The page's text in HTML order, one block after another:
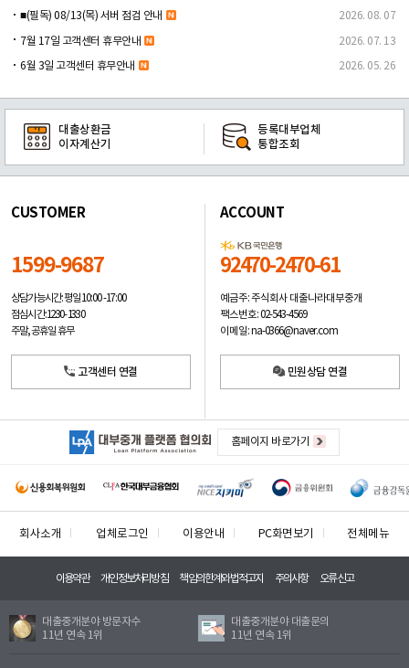
■(필독) 08/13(목) 서버 점검 안내 2026. 08. 07
7월 17일 고객센터 휴무안내 2026. 07. 13
6월 3일 고객센터 휴무안내 2026. 05. 26
대출상환금
이자계산기
등록대부업체
통합조회
CUSTOMER
1599-9687
상담가능시간: 평일10:00 -17:00
점심시간: 12:30 - 13:30
주말, 공휴일 휴무
고객센터 연결
ACCOUNT
92470-2470-61
예금주: 주식회사 대출나라대부중개
팩스번호: 02-543-4569
이메일: na-0366@naver.com
민원상담 연결
홈페이지 바로가기
회사소개 업체로그인 이용안내 PC화면보기 전체메뉴
이용약관 개인정보처리방침 책임의한계와법적고지 주의사항 오류신고
대출중개분야 방문자수
11년 연속 1위
대출중개분야 대출문의
11년 연속 1위